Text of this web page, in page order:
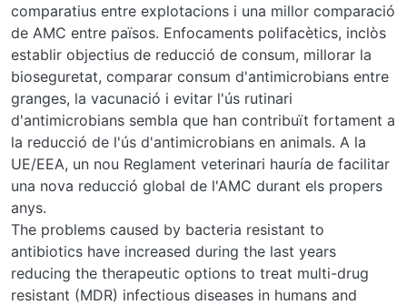
comparatius entre explotacions i una millor comparació
de AMC entre països. Enfocaments polifacètics, inclòs
establir objectius de reducció de consum, millorar la
bioseguretat, comparar consum d'antimicrobians entre
granges, la vacunació i evitar l'ús rutinari
d'antimicrobians sembla que han contribuït fortament a
la reducció de l'ús d'antimicrobians en animals. A la
UE/EEA, un nou Reglament veterinari hauría de facilitar
una nova reducció global de l'AMC durant els propers
anys.
The problems caused by bacteria resistant to
antibiotics have increased during the last years
reducing the therapeutic options to treat multi-drug
resistant (MDR) infectious diseases in humans and